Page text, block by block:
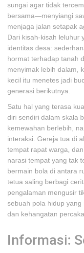
sungai agar tidak
bersama—menyiangi
menjaga jalan setapak
Dari kisah-kisah leluhur
identitas desa:
hormat terhadap tanah
menyimak lebih dalam,
kecil itu menetes jadi
generasi berikutnya.
Satu hal yang terasa
diri sendiri dalam skala
kemewahan berlebih,
interaksi. Gereja tua di
tempat rapat warga,
narasi tempat yang tak
bermain bola di antara
tetua saling berbagi
pengalaman mengusir
sebuah pola hidup yang
dan kehangatan
Informasi: